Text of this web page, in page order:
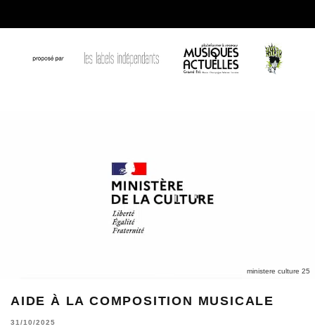
ministere culture 25
AIDE À LA COMPOSITION MUSICALE
31/10/2025